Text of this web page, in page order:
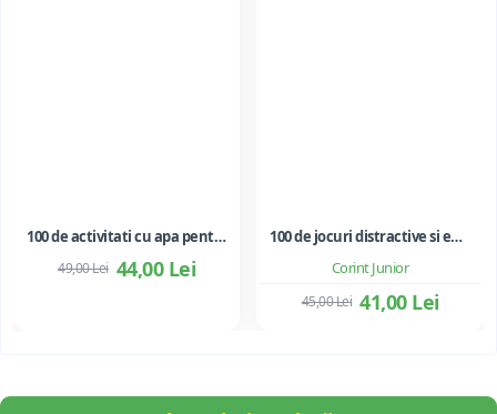
100 de activitati cu apa pentru dezvoltarea si relaxarea bebelusilor - Perrine Alliod
44,00 Lei
49,00 Lei Corint Junior
100 de jocuri distractive si educative
41,00 Lei
45,00 Lei